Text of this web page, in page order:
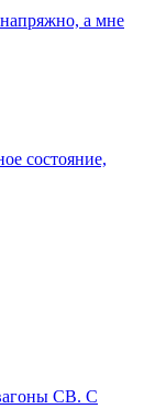
а мне
состояние,
СВ. С